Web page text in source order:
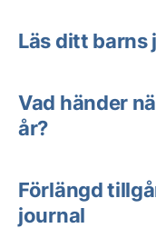
Läs ditt barns
Vad händer
år?
Förlängd
journal